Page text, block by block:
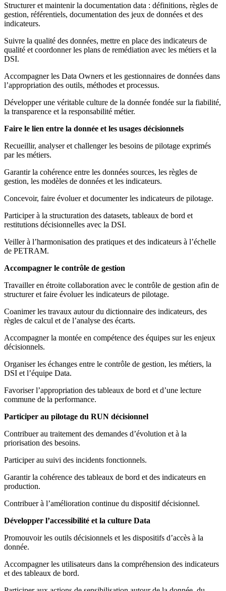
Structurer et maintenir la documentation data : définitions, règles de
gestion, référentiels, documentation des jeux de données et des
indicateurs.
Suivre la qualité des données, mettre en place des indicateurs de
qualité et coordonner les plans de remédiation avec les métiers et la
DSI.
Accompagner les Data Owners et les gestionnaires de données dans
l’appropriation des outils, méthodes et processus.
Développer une véritable culture de la donnée fondée sur la fiabilité,
la transparence et la responsabilité métier.
Faire le lien entre la donnée et les usages décisionnels
Recueillir, analyser et challenger les besoins de pilotage exprimés
par les métiers.
Garantir la cohérence entre les données sources, les règles de
gestion, les modèles de données et les indicateurs.
Concevoir, faire évoluer et documenter les indicateurs de pilotage.
Participer à la structuration des datasets, tableaux de bord et
restitutions décisionnelles avec la DSI.
Veiller à l’harmonisation des pratiques et des indicateurs à l’échelle
de PETRAM.
Accompagner le contrôle de gestion
Travailler en étroite collaboration avec le contrôle de gestion afin de
structurer et faire évoluer les indicateurs de pilotage.
Coanimer les travaux autour du dictionnaire des indicateurs, des
règles de calcul et de l’analyse des écarts.
Accompagner la montée en compétence des équipes sur les enjeux
décisionnels.
Organiser les échanges entre le contrôle de gestion, les métiers, la
DSI et l’équipe Data.
Favoriser l’appropriation des tableaux de bord et d’une lecture
commune de la performance.
Participer au pilotage du RUN décisionnel
Contribuer au traitement des demandes d’évolution et à la
priorisation des besoins.
Participer au suivi des incidents fonctionnels.
Garantir la cohérence des tableaux de bord et des indicateurs en
production.
Contribuer à l’amélioration continue du dispositif décisionnel.
Développer l’accessibilité et la culture Data
Promouvoir les outils décisionnels et les dispositifs d’accès à la
donnée.
Accompagner les utilisateurs dans la compréhension des indicateurs
et des tableaux de bord.